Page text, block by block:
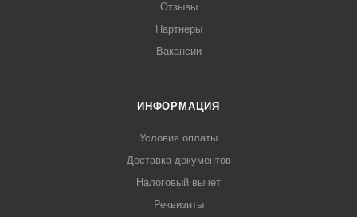
Отзывы
Партнеры
Вакансии
ИНФОРМАЦИЯ
Условия оплаты
Доставка документов
Налоговый вычет
Реквизиты